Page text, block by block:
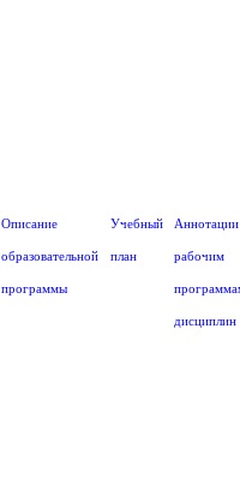
Описание
образовательной
программы
Учебный
план
Аннотации
рабочим
дисциплин